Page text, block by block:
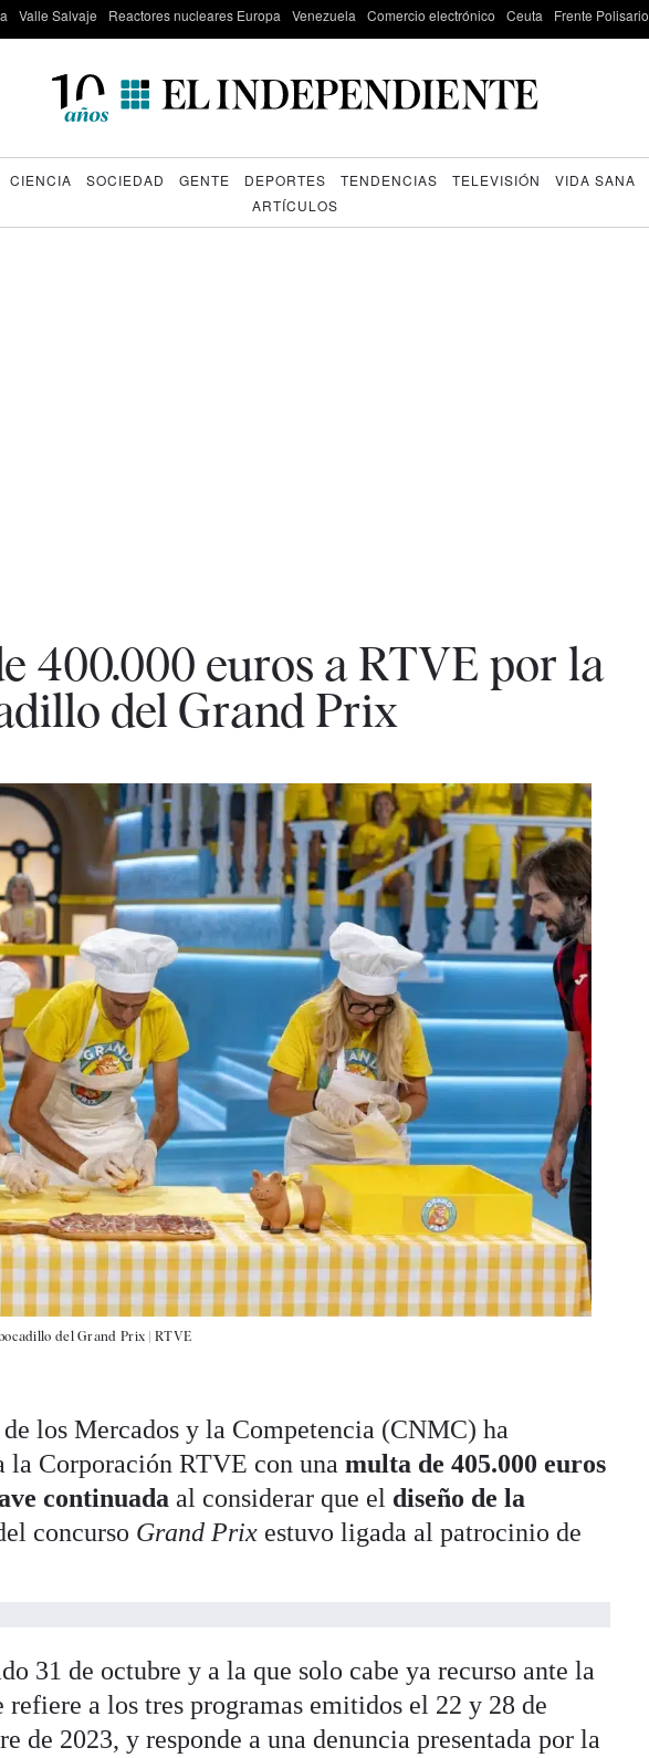
Valle Salvaje Reactores nucleares Europa Venezuela Comercio electrónico Ceuta Frente Polisario
CIENCIA SOCIEDAD GENTE DEPORTES TENDENCIAS TELEVISIÓN VIDA SANA
ARTÍCULOS
400.000 euros a RTVE por la
del Grand Prix
del Grand Prix |RTVE
los Mercados y la Competencia (CNMC) ha
la Corporación RTVE con una multa de 405.000 euros
continuada al considerar que el diseño de la
concurso Grand Prix estuvo ligada al patrocinio de
31 de octubre y a la que solo cabe ya recurso ante la
a los tres programas emitidos el 22 y 28 de
de 2023, y responde a una denuncia presentada por la